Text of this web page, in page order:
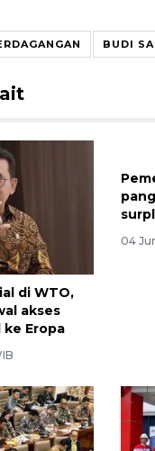
BUDI
di WTO,
akses
Eropa
04